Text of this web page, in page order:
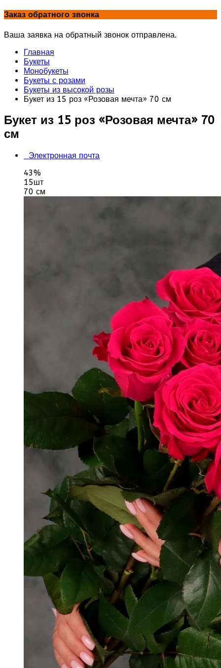
Заказ обратного звонка
Ваша заявка на обратный звонок отправлена.
Главная
Букеты
Монобукеты
Букеты с розами
Букеты из высокой розы
Букет из 15 роз «Розовая мечта» 70 см
Букет из 15 роз «Розовая мечта» 70
см
Электронная почта
43%
15шт
70 см